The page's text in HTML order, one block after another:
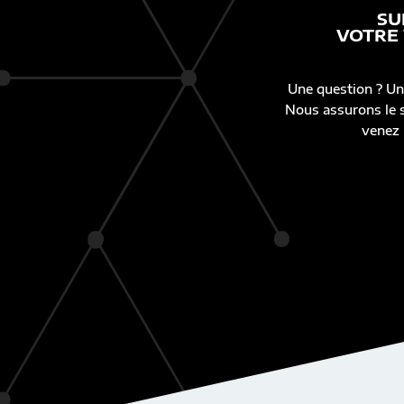
Une question ?
Nous assurons le
venez